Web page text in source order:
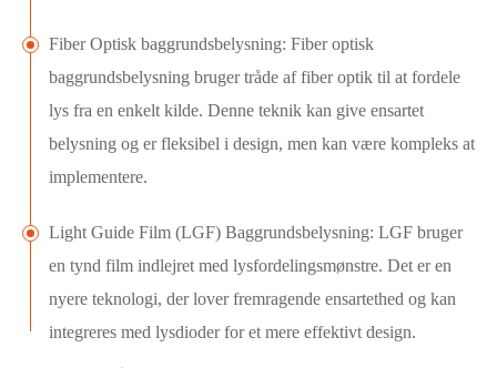
Fiber Optisk baggrundsbelysning: Fiber optisk
baggrundsbelysning bruger tråde af fiber optik til at fordele
lys fra en enkelt kilde. Denne teknik kan give ensartet
belysning og er fleksibel i design, men kan være kompleks at
implementere.
Light Guide Film (LGF) Baggrundsbelysning: LGF bruger
en tynd film indlejret med lysfordelingsmønstre. Det er en
nyere teknologi, der lover fremragende ensartethed og kan
integreres med lysdioder for et mere effektivt design.